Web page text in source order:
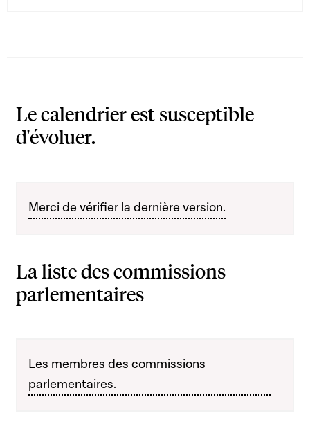
Le calendrier est susceptible
d'évoluer.
Merci de vérifier la dernière version.
La liste des commissions
parlementaires
Les membres des commissions
parlementaires.